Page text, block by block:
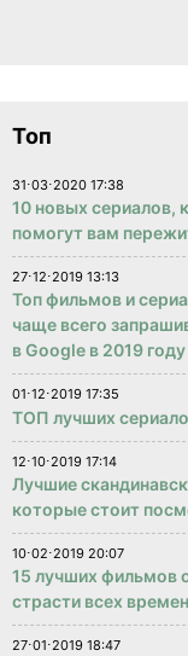
Топ
31⋅03⋅2020 17:38
10 новых сериалов,
помогут вам
27⋅12⋅2019 13:13
Топ фильмов и
чаще всего
в Google в 2019 году
01⋅12⋅2019 17:35
ТОП лучших
12⋅10⋅2019 17:14
Лучшие
которые стоит
10⋅02⋅2019 20:07
15 лучших фильмов
страсти всех времен
27⋅01⋅2019 18:47